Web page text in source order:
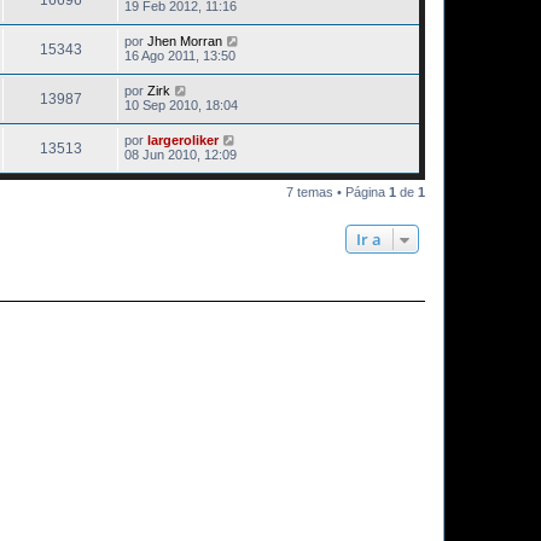
19 Feb 2012, 11:16
15343 por Jhen Morran
16 Ago 2011, 13:50
13987 por Zirk
10 Sep 2010, 18:04
13513 por largeroliker
08 Jun 2010, 12:09
7 temas • Página 1 de 1
Ir a